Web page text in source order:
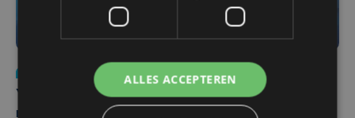
do 6 augustus | 21:30
Yaro (19), slachtoffer van vechtpartij, is na
maandenlange coma overleden
ALLES ACCEPTEREN